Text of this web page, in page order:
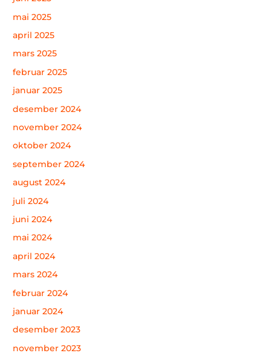
mai 2025
april 2025
mars 2025
februar 2025
januar 2025
desember 2024
november 2024
oktober 2024
september 2024
august 2024
juli 2024
juni 2024
mai 2024
april 2024
mars 2024
februar 2024
januar 2024
desember 2023
november 2023